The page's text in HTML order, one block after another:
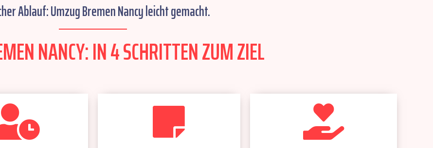
Ablauf: Umzug Bremen Nancy leicht gemacht.
NANCY: IN 4 SCHRITTEN ZUM ZIEL